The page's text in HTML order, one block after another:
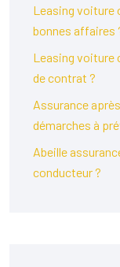
Leasing voiture
bonnes affaires
Leasing voiture
de contrat ?
Assurance
démarches à
Abeille
conducteur ?